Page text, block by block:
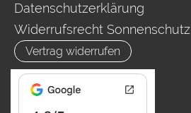
Datenschutzerklärung
Widerrufsrecht Sonnenschutz
Vertrag widerrufen